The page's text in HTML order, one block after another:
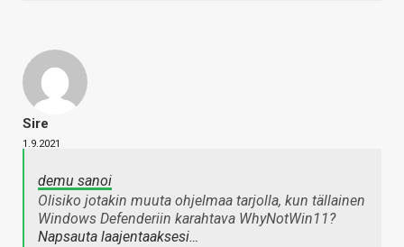
Sire
1.9.2021
demu sanoi
Olisiko jotakin muuta ohjelmaa tarjolla, kun tällainen
Windows Defenderiin karahtava WhyNotWin11?
Napsauta laajentaaksesi…